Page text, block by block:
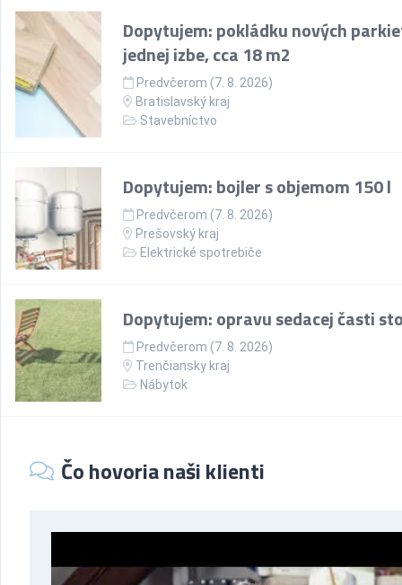
Dopytujem: pokládku nových
jednej izbe, cca 18 m2
Predvčerom (7. 8. 2026)
Bratislavský kraj
Stavebníctvo
Dopytujem: bojler s objemom 150 l
Predvčerom (7. 8. 2026)
Prešovský kraj
Elektrické spotrebiče
Dopytujem: opravu sedacej časti
Predvčerom (7. 8. 2026)
Trenčiansky kraj
Nábytok
Čo hovoria naši klienti